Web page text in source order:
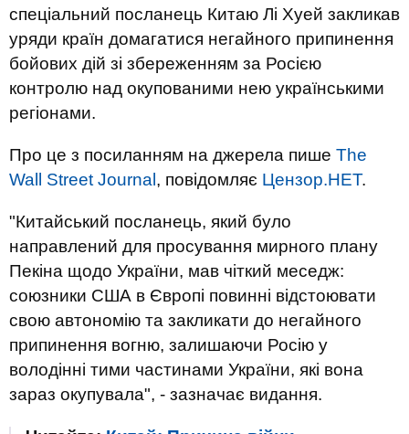
спеціальний посланець Китаю Лі Хуей закликав
уряди країн домагатися негайного припинення
бойових дій зі збереженням за Росією
контролю над окупованими нею українськими
регіонами.
Про це з посиланням на джерела пише The
Wall Street Journal , повідомляє Цензор.НЕТ.
"Китайський посланець, який було
направлений для просування мирного плану
Пекіна щодо України, мав чіткий меседж:
союзники США в Європі повинні відстоювати
свою автономію та закликати до негайного
припинення вогню, залишаючи Росію у
володінні тими частинами України, які вона
зараз окупувала", - зазначає видання.